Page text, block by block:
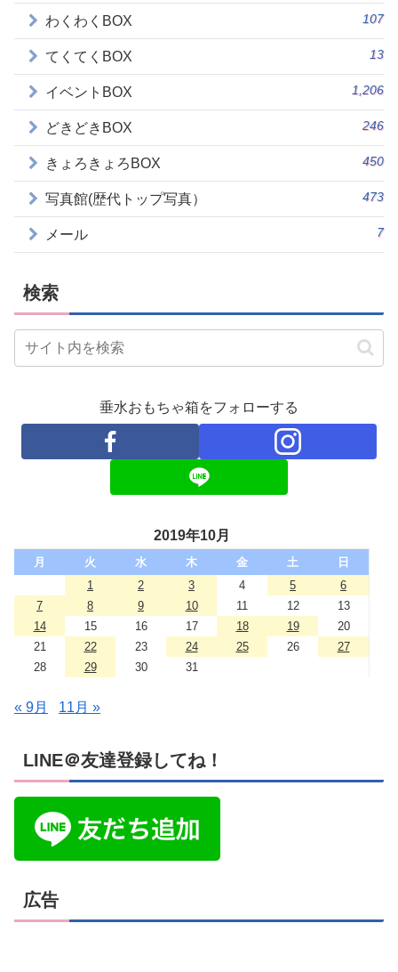
わくわくBOX 107
てくてくBOX 13
イベントBOX 1,206
どきどきBOX 246
きょろきょろBOX 450
写真館(歴代トップ写真） 473
メール 7
検索
垂水おもちゃ箱をフォローする
2019年10月
月 火 水 木 金 土
日
1
2 3 4 5
6
7
8 9 10 11 12
13
14
15 16 17 18 19
20
21
22 23 24 25 26
27
28
29 30 31
« 9月 11月 »
LINE＠友達登録してね！
広告